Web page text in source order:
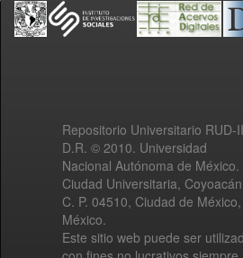
Repositorio Universitario RUD-
D.R. © 2010. Universidad
Nacional Autónoma de México.
Ciudad Universitaria,
C. P. 04510, Ciudad de México,
México.
Este sitio web puede ser